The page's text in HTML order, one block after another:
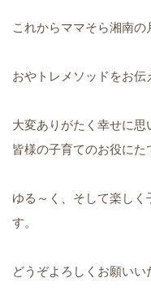
これからママそら湘南の
おやトレメソッドをお伝
大変ありがたく幸せに思
皆様の子育てのお役にた
ゆる～く、そして楽しく
す。
どうぞよろしくお願いい